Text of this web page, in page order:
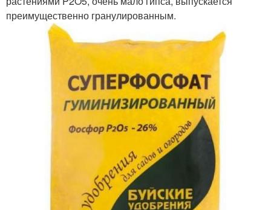
преимущественно гранулированным.